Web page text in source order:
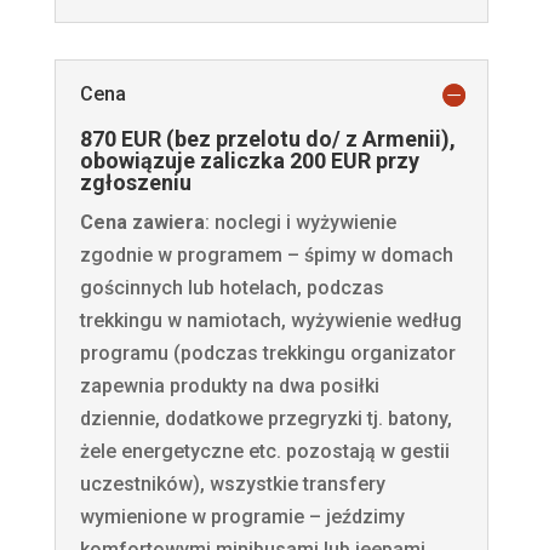
Cena
870 EUR (bez przelotu do/ z Armenii),
obowiązuje zaliczka 200 EUR przy
zgłoszeniu
Cena zawiera: noclegi i wyżywienie
zgodnie w programem – śpimy w domach
gościnnych lub hotelach, podczas
trekkingu w namiotach, wyżywienie według
programu (podczas trekkingu organizator
zapewnia produkty na dwa posiłki
dziennie, dodatkowe przegryzki tj. batony,
żele energetyczne etc. pozostają w gestii
uczestników), wszystkie transfery
wymienione w programie – jeździmy